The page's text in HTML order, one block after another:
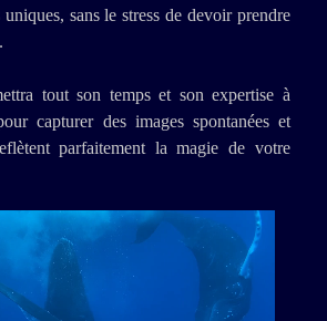
sans le stress de devoir prendre
tout son temps et son expertise à
capturer des images spontanées et
parfaitement la magie de votre